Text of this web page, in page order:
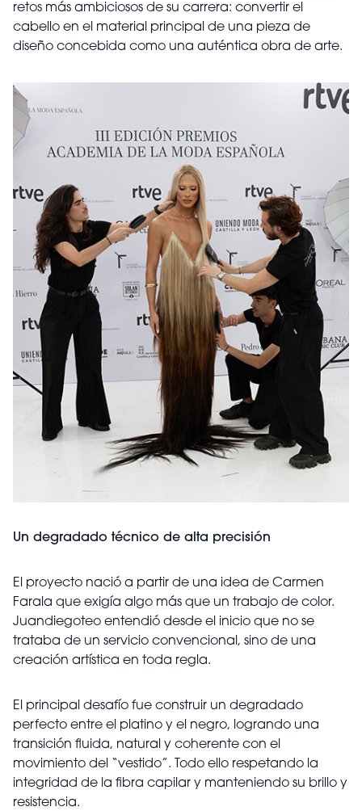
retos más ambiciosos de su carrera: convertir el
cabello en el material principal de una pieza de
diseño concebida como una auténtica obra de arte.
Un degradado técnico de alta precisión
El proyecto nació a partir de una idea de Carmen
Farala que exigía algo más que un trabajo de color.
Juandiegoteo entendió desde el inicio que no se
trataba de un servicio convencional, sino de una
creación artística en toda regla.
El principal desafío fue construir un degradado
perfecto entre el platino y el negro, logrando una
transición fluida, natural y coherente con el
movimiento del “vestido”. Todo ello respetando la
integridad de la fibra capilar y manteniendo su brillo y
resistencia.